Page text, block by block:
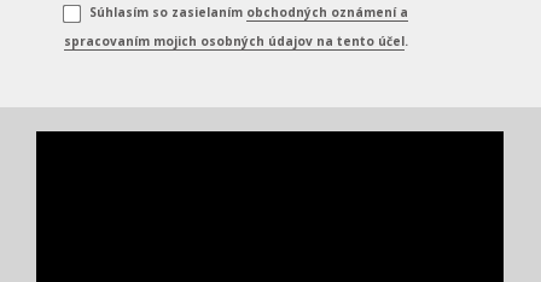
Súhlasím so zasielaním obchodných oznámení a
spracovaním mojich osobných údajov na tento účel.